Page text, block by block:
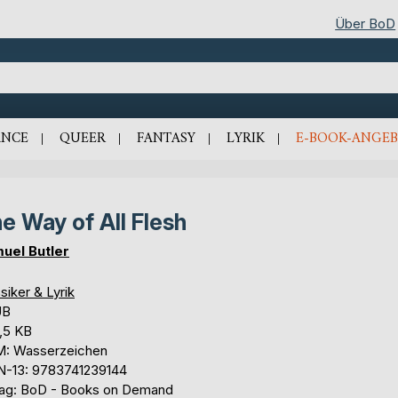
Über BoD
QUEER FANTASY LYRIK E-BOOK-
Way of All Flesh
Butler
& Lyrik
KB
Wasserzeichen
13: 9783741239144
BoD - Books on Demand